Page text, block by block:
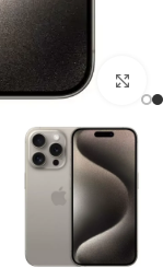
Click to enlarge